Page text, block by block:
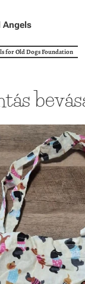
Angels
for Old Dogs Foundation